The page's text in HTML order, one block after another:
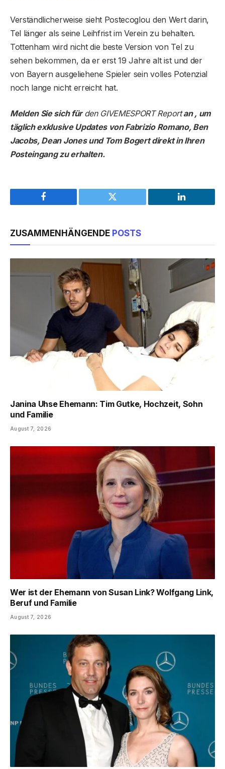
Verständlicherweise sieht Postecoglou den Wert darin,
Tel länger als seine Leihfrist im Verein zu behalten.
Tottenham wird nicht die beste Version von Tel zu
sehen bekommen, da er erst 19 Jahre alt ist und der
von Bayern ausgeliehene Spieler sein volles Potenzial
noch lange nicht erreicht hat.
Melden Sie sich fürden GIVEMESPORT Reportan , um
täglich exklusive Updates von Fabrizio Romano, Ben
Jacobs, Dean Jones und Tom Bogert direkt in Ihren
Posteingang zu erhalten.
Facebook Twitter LinkedIn
ZUSAMMENHÄNGENDE POSTS
Janina Uhse Ehemann: Tim Gutke, Hochzeit, Sohn
und Familie
August 7, 2026
Wer ist der Ehemann von Susan Link? Wolfgang Link,
Beruf und Familie
August 7, 2026